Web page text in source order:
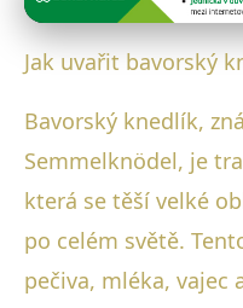
Krok za
15. 8. 2025 · 3 min čtení ·
Jak uvařit bavorský
Bavorský knedlík,
Semmelknödel, je
která se těší velké
po celém světě.
pečiva, mléka, vajec